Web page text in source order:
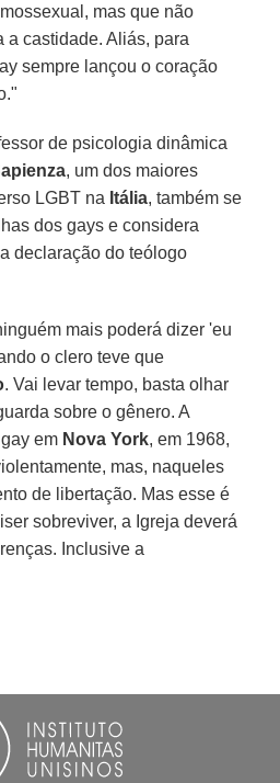
mas que não
a castidade. Aliás, para
sempre lançou o coração
de psicologia dinâmica
, um dos maiores
LGBT na Itália, também se
dos gays e considera
declaração do teólogo
mais poderá dizer 'eu
o clero teve que
. Vai levar tempo, basta olhar
sobre o gênero. A
em Nova York, em 1968,
mas, naqueles
de libertação. Mas esse é
sobreviver, a Igreja deverá
Inclusive a